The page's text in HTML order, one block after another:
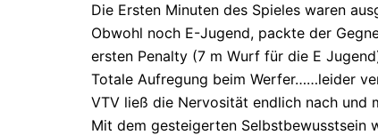
Die Ersten Minuten des Spieles waren
Obwohl noch E-Jugend, packte der
ersten Penalty (7 m Wurf für die E
Totale Aufregung beim Werfer……leider
VTV ließ die Nervosität endlich nach und
Mit dem gesteigerten